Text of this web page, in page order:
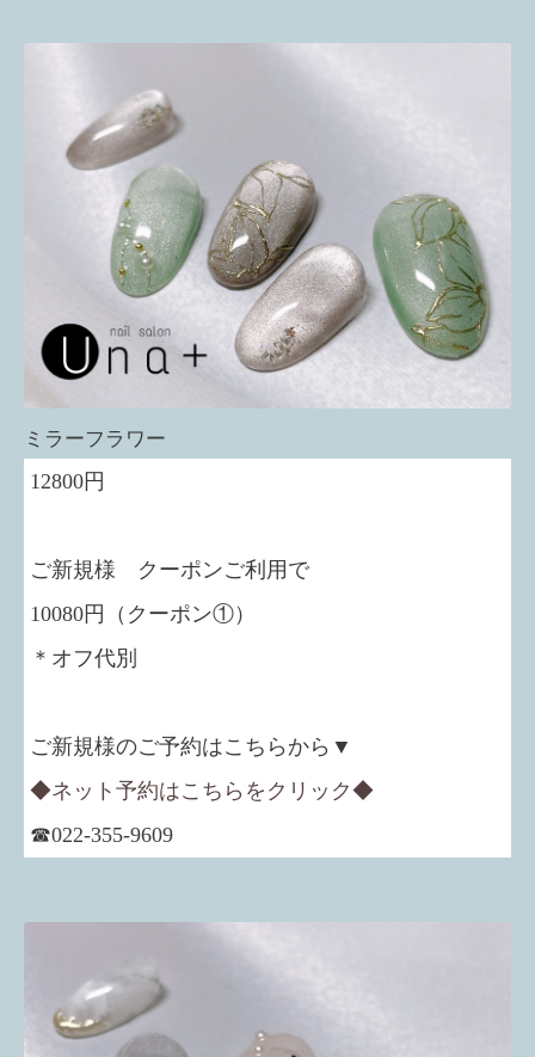
ミラーフラワー
12800円
ご新規様 クーポンご利用で
10080円（クーポン①）
＊オフ代別
ご新規様のご予約はこちらから▼
◆ネット予約はこちらをクリック◆
☎022-355-9609